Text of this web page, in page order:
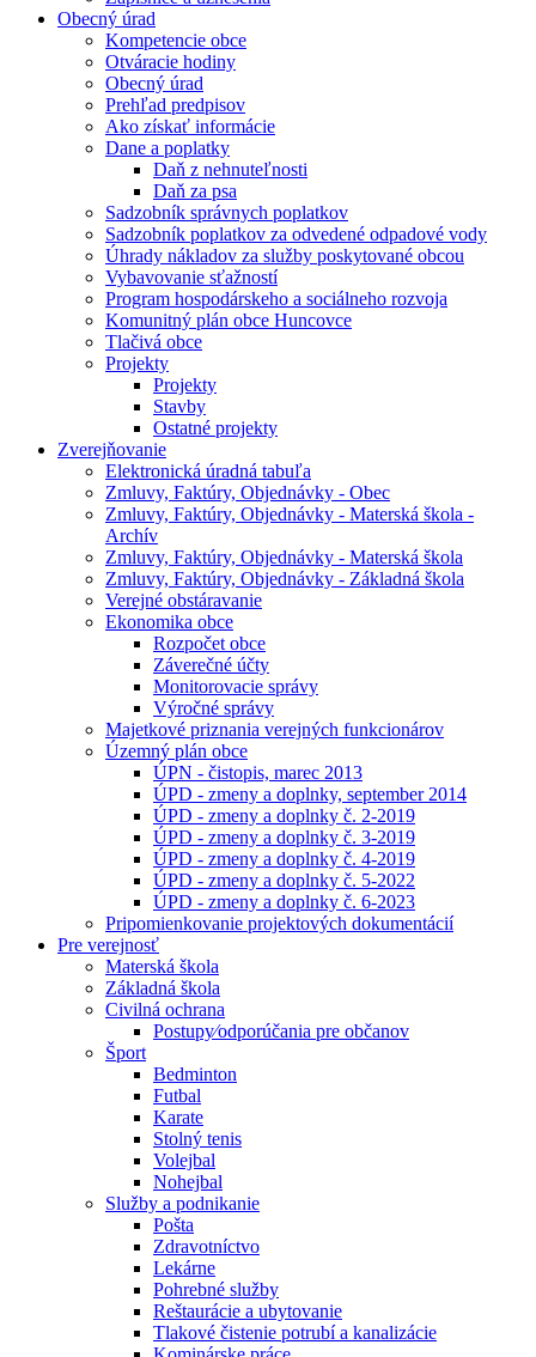
Obecný úrad
Kompetencie obce
Otváracie hodiny
Obecný úrad
Prehľad predpisov
Ako získať informácie
Dane a poplatky
Daň z nehnuteľnosti
Daň za psa
Sadzobník správnych poplatkov
Sadzobník poplatkov za odvedené odpadové vody
Úhrady nákladov za služby poskytované obcou
Vybavovanie sťažností
Program hospodárskeho a sociálneho rozvoja
Komunitný plán obce Huncovce
Tlačivá obce
Projekty
Projekty
Stavby
Ostatné projekty
Zverejňovanie
Elektronická úradná tabuľa
Zmluvy, Faktúry, Objednávky - Obec
Zmluvy, Faktúry, Objednávky - Materská škola -
Archív
Zmluvy, Faktúry, Objednávky - Materská škola
Zmluvy, Faktúry, Objednávky - Základná škola
Verejné obstáravanie
Ekonomika obce
Rozpočet obce
Záverečné účty
Monitorovacie správy
Výročné správy
Majetkové priznania verejných funkcionárov
Územný plán obce
ÚPN - čistopis, marec 2013
ÚPD - zmeny a doplnky, september 2014
ÚPD - zmeny a doplnky č. 2-2019
ÚPD - zmeny a doplnky č. 3-2019
ÚPD - zmeny a doplnky č. 4-2019
ÚPD - zmeny a doplnky č. 5-2022
ÚPD - zmeny a doplnky č. 6-2023
Pripomienkovanie projektových dokumentácií
Pre verejnosť
Materská škola
Základná škola
Civilná ochrana
Postupy⁄odporúčania pre občanov
Šport
Bedminton
Futbal
Karate
Stolný tenis
Volejbal
Nohejbal
Služby a podnikanie
Pošta
Zdravotníctvo
Lekárne
Pohrebné služby
Reštaurácie a ubytovanie
Tlakové čistenie potrubí a kanalizácie